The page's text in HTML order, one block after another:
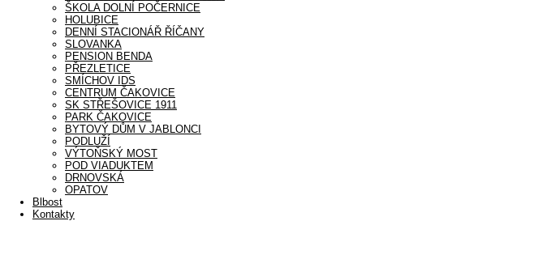
ŠKOLA DOLNÍ POČERNICE
HOLUBICE
DENNÍ STACIONÁŘ ŘÍČANY
SLOVANKA
PENSION BENDA
PŘEZLETICE
SMÍCHOV IDS
CENTRUM ČAKOVICE
SK STŘEŠOVICE 1911
PARK ČAKOVICE
BYTOVÝ DŮM V JABLONCI
PODLUŽÍ
VÝTOŇSKÝ MOST
POD VIADUKTEM
DRNOVSKÁ
OPATOV
Blbost
Kontakty